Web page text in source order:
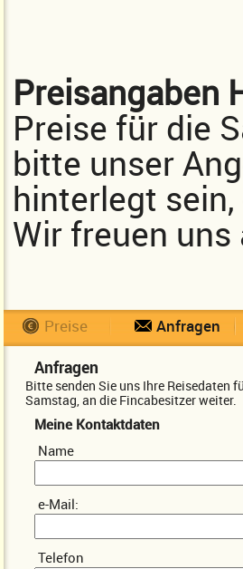
Preisangaben
Preise für die
bitte unser
hinterlegt
Wir freuen
Preise Anfragen
Anfragen
Bitte senden Sie uns Ihre Reisedaten
Samstag, an die Fincabesitzer weiter.
Meine Kontaktdaten
Name
e-Mail:
Telefon